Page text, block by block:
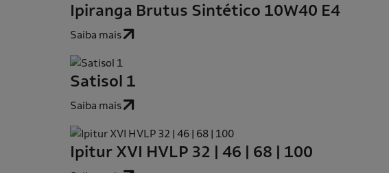
Ipiranga Brutus Sintético 10W40 E4
Saiba mais
Satisol 1
Saiba mais
Ipitur XVI HVLP 32 | 46 | 68 | 100